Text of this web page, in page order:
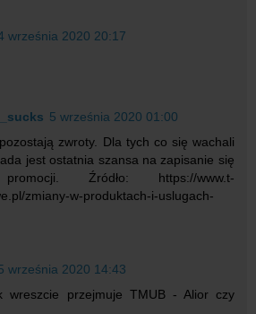
września 2020 20:17
5 września 2020 01:00
zwroty. Dla tych co się wachali
jest ostatnia szansa na zapisanie się
Źródło: https://www.t-
zmiany-w-produktach-i-uslugach-
września 2020 14:43
wreszcie przejmuje TMUB - Alior czy